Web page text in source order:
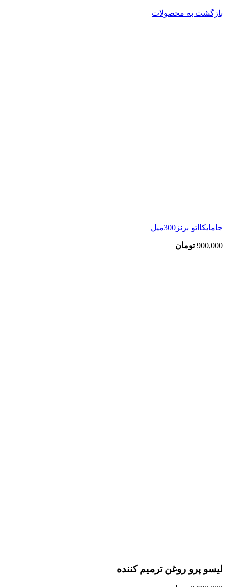
بازگشت به محصولات
جامایکااتو برنز300میل
900,000 تومان
لیسو پرو روغن ترمیم کننده